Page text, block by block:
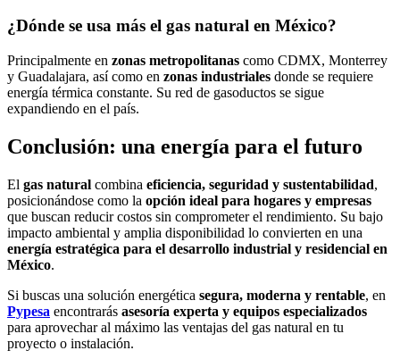
¿Dónde se usa más el gas natural en México?
Principalmente en zonas metropolitanas como CDMX, Monterrey
y Guadalajara, así como en zonas industriales donde se requiere
energía térmica constante. Su red de gasoductos se sigue
expandiendo en el país.
Conclusión: una energía para el futuro
El gas natural combina eficiencia, seguridad y sustentabilidad,
posicionándose como la opción ideal para hogares y empresas
que buscan reducir costos sin comprometer el rendimiento. Su bajo
impacto ambiental y amplia disponibilidad lo convierten en una
energía estratégica para el desarrollo industrial y residencial en
México.
Si buscas una solución energética segura, moderna y rentable, en
Pypesa encontrarás asesoría experta y equipos especializados
para aprovechar al máximo las ventajas del gas natural en tu
proyecto o instalación.